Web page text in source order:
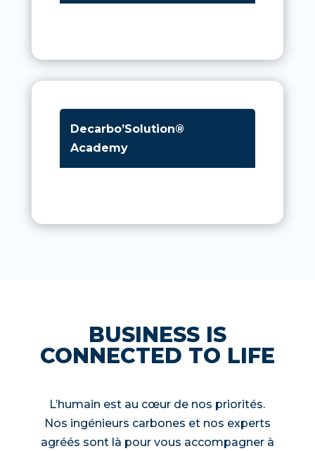
Decarbo’Solution®
Academy
BUSINESS IS
CONNECTED TO LIFE
L’humain est au cœur de nos priorités.
Nos ingénieurs carbones et nos experts
agréés sont là pour vous accompagner à